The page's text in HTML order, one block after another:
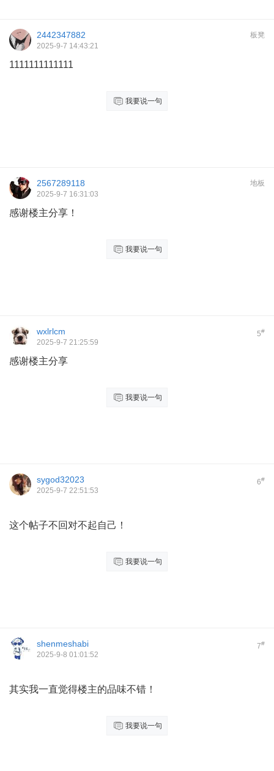
板凳
2442347882
2025-9-7 14:43:21
1111111111111
我要说一句
地板
2567289118
2025-9-7 16:31:03
感谢楼主分享！
我要说一句
5#
wxlrlcm
2025-9-7 21:25:59
感谢楼主分享
我要说一句
6#
sygod32023
2025-9-7 22:51:53
这个帖子不回对不起自己！
我要说一句
7#
shenmeshabi
2025-9-8 01:01:52
其实我一直觉得楼主的品味不错！
我要说一句